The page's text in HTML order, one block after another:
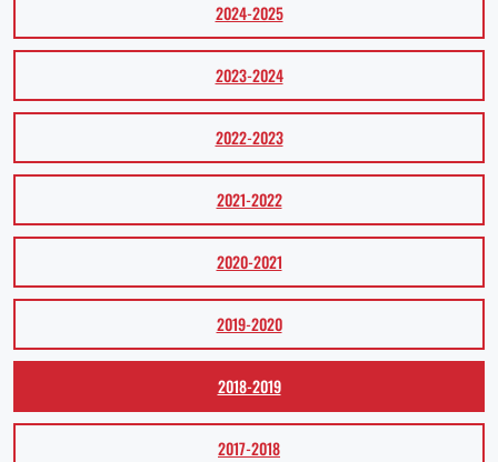
2024-2025
2023-2024
2022-2023
2021-2022
2020-2021
2019-2020
2018-2019
2017-2018